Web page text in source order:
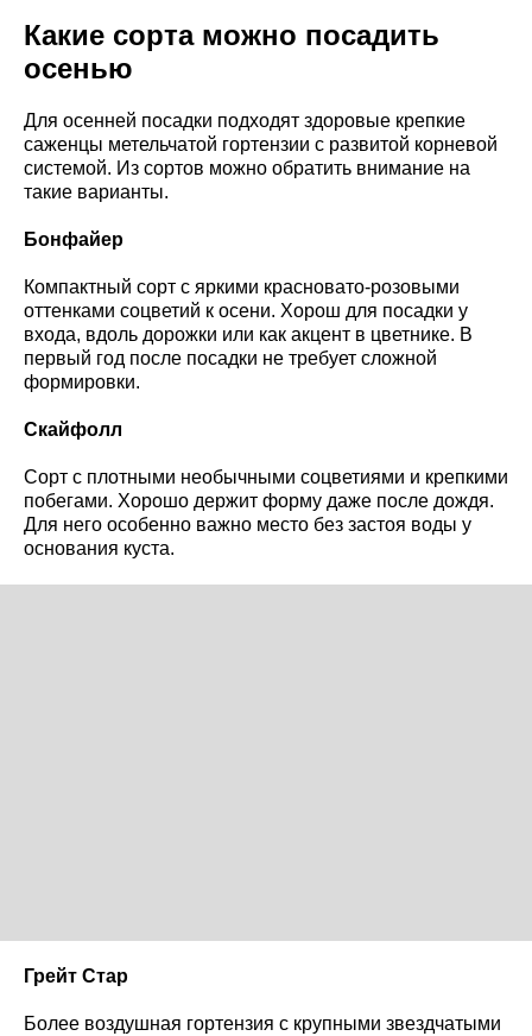
Какие сорта можно посадить
осенью
Для осенней посадки подходят здоровые крепкие
саженцы метельчатой гортензии с развитой корневой
системой. Из сортов можно обратить внимание на
такие варианты.
Бонфайер
Компактный сорт с яркими красновато-розовыми
оттенками соцветий к осени. Хорош для посадки у
входа, вдоль дорожки или как акцент в цветнике. В
первый год после посадки не требует сложной
формировки.
Скайфолл
Сорт с плотными необычными соцветиями и крепкими
побегами. Хорошо держит форму даже после дождя.
Для него особенно важно место без застоя воды у
основания куста.
Грейт Стар
Более воздушная гортензия с крупными звездчатыми